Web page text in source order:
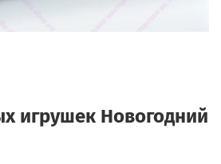
игрушек Новогодний